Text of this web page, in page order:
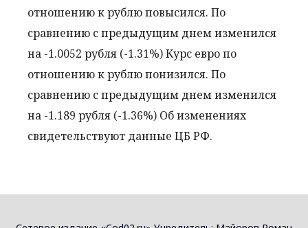
отношению к рублю повысился. По
сравнению с предыдущим днем изменился
на -1.0052 рубля (-1.31%) Курс евро по
отношению к рублю понизился. По
сравнению с предыдущим днем изменился
на -1.189 рубля (-1.36%) Об изменениях
свидетельствуют данные ЦБ РФ.